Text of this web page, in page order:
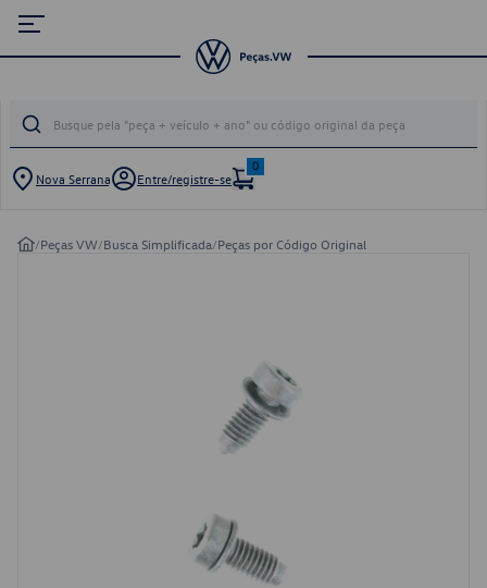
Nova Serrana Entre/registre-se
0
/Peças VW/Busca Simplificada/Peças por Código Original